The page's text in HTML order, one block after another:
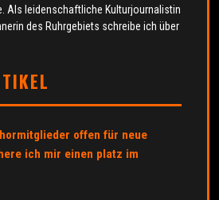
Als leidenschaftliche Kulturjournalistin
des Ruhrgebiets schreibe ich über
offen für neue
ich mir einen platz im